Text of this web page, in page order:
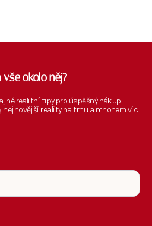
okolo něj?
realitní tipy pro úspěšný nákup i
nejnovější reality na trhu a mnohem víc.